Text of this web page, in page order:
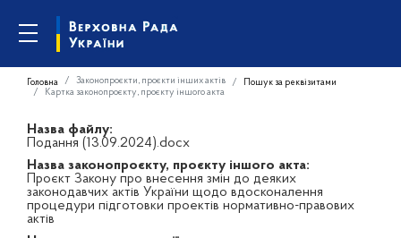
Головна Законопроєкти, проєкти інших актів
Пошук за реквізитами
Картка законопроєкту, проєкту іншого акта
Назва файлу:
Подання (13.09.2024).docx
Назва законопроєкту, проєкту іншого акта:
Проєкт Закону про внесення змін до деяких
законодавчих актів України щодо вдосконалення
процедури підготовки проектів нормативно-правових
актів